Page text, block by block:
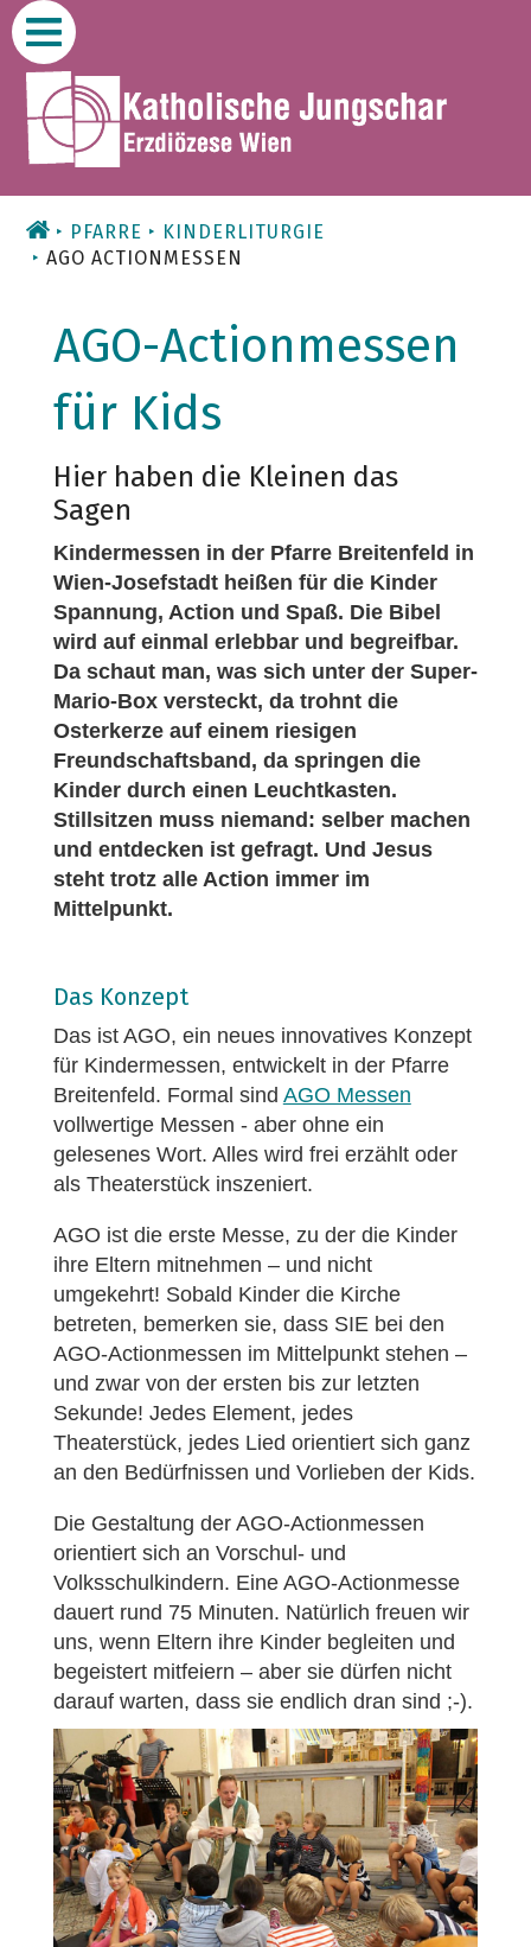
Zum
Inhalt
PFARRE
KINDERLITURGIE
AGO ACTIONMESSEN
AGO-Actionmessen
für Kids
Hier haben die Kleinen das
Sagen
Kindermessen in der Pfarre Breitenfeld in
Wien-Josefstadt heißen für die Kinder
Spannung, Action und Spaß. Die Bibel
wird auf einmal erlebbar und begreifbar.
Da schaut man, was sich unter der Super-
Mario-Box versteckt, da trohnt die
Osterkerze auf einem riesigen
Freundschaftsband, da springen die
Kinder durch einen Leuchtkasten.
Stillsitzen muss niemand: selber machen
und entdecken ist gefragt. Und Jesus
steht trotz alle Action immer im
Mittelpunkt.
Das Konzept
Das ist AGO, ein neues innovatives Konzept
für Kindermessen, entwickelt in der Pfarre
Breitenfeld. Formal sind AGO Messen
vollwertige Messen - aber ohne ein
gelesenes Wort. Alles wird frei erzählt oder
als Theaterstück inszeniert.
AGO ist die erste Messe, zu der die Kinder
ihre Eltern mitnehmen – und nicht
umgekehrt! Sobald Kinder die Kirche
betreten, bemerken sie, dass SIE bei den
AGO-Actionmessen im Mittelpunkt stehen –
und zwar von der ersten bis zur letzten
Sekunde! Jedes Element, jedes
Theaterstück, jedes Lied orientiert sich ganz
an den Bedürfnissen und Vorlieben der Kids.
Die Gestaltung der AGO-Actionmessen
orientiert sich an Vorschul- und
Volksschulkindern. Eine AGO-Actionmesse
dauert rund 75 Minuten. Natürlich freuen wir
uns, wenn Eltern ihre Kinder begleiten und
begeistert mitfeiern – aber sie dürfen nicht
darauf warten, dass sie endlich dran sind ;-).